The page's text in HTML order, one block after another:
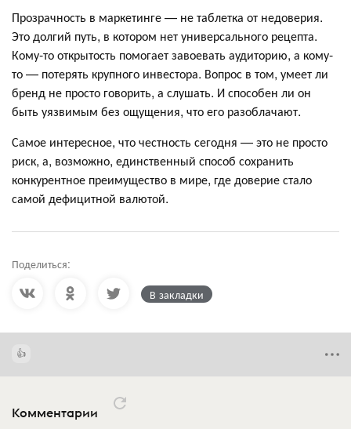
Прозрачность в маркетинге — не таблетка от недоверия.
Это долгий путь, в котором нет универсального рецепта.
Кому-то открытость помогает завоевать аудиторию, а кому-
то — потерять крупного инвестора. Вопрос в том, умеет ли
бренд не просто говорить, а слушать. И способен ли он
быть уязвимым без ощущения, что его разоблачают.
Самое интересное, что честность сегодня — это не просто
риск, а, возможно, единственный способ сохранить
конкурентное преимущество в мире, где доверие стало
самой дефицитной валютой.
Поделиться:
В закладки
Комментарии